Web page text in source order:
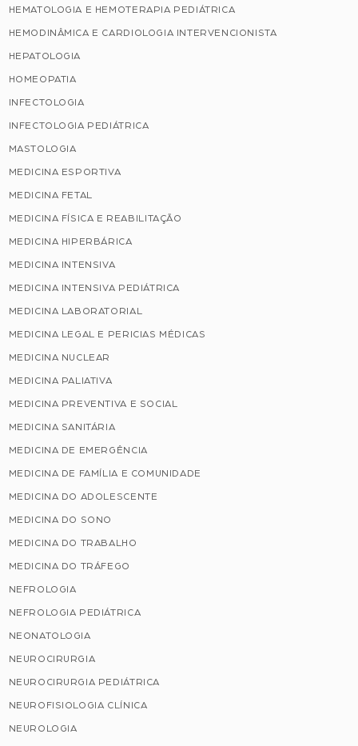
HEMATOLOGIA E HEMOTERAPIA PEDIÁTRICA
HEMODINÂMICA E CARDIOLOGIA INTERVENCIONISTA
HEPATOLOGIA
HOMEOPATIA
INFECTOLOGIA
INFECTOLOGIA PEDIÁTRICA
MASTOLOGIA
MEDICINA ESPORTIVA
MEDICINA FETAL
MEDICINA FÍSICA E REABILITAÇÃO
MEDICINA HIPERBÁRICA
MEDICINA INTENSIVA
MEDICINA INTENSIVA PEDIÁTRICA
MEDICINA LABORATORIAL
MEDICINA LEGAL E PERICIAS MÉDICAS
MEDICINA NUCLEAR
MEDICINA PALIATIVA
MEDICINA PREVENTIVA E SOCIAL
MEDICINA SANITÁRIA
MEDICINA DE EMERGÊNCIA
MEDICINA DE FAMÍLIA E COMUNIDADE
MEDICINA DO ADOLESCENTE
MEDICINA DO SONO
MEDICINA DO TRABALHO
MEDICINA DO TRÁFEGO
NEFROLOGIA
NEFROLOGIA PEDIÁTRICA
NEONATOLOGIA
NEUROCIRURGIA
NEUROCIRURGIA PEDIÁTRICA
NEUROFISIOLOGIA CLÍNICA
NEUROLOGIA